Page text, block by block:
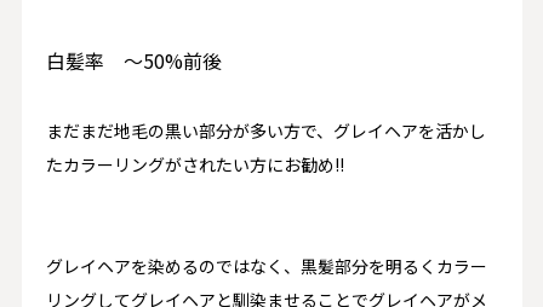
白髪率 〜50%前後
まだまだ地毛の黒い部分が多い方で、グレイヘアを活かし
たカラーリングがされたい方にお勧め!!
グレイヘアを染めるのではなく、黒髪部分を明るくカラー
リングしてグレイヘアと馴染ませることでグレイヘアがメ